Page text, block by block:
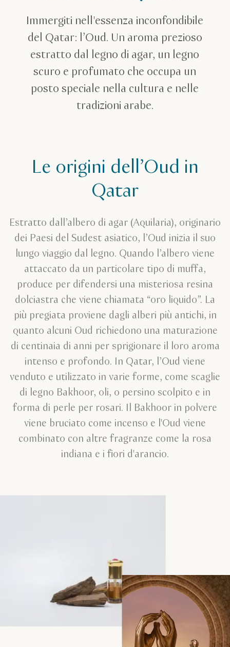
Immergiti nell'essenza inconfondibile
del Qatar: l’Oud. Un aroma prezioso
estratto dal legno di agar, un legno
scuro e profumato che occupa un
posto speciale nella cultura e nelle
tradizioni arabe.
Le origini dell’Oud in
Qatar
Estratto dall’albero di agar (Aquilaria), originario
dei Paesi del Sudest asiatico, l’Oud inizia il suo
lungo viaggio dal legno. Quando l’albero viene
attaccato da un particolare tipo di muffa,
produce per difendersi una misteriosa resina
dolciastra che viene chiamata “oro liquido”. La
più pregiata proviene dagli alberi più antichi, in
quanto alcuni Oud richiedono una maturazione
di centinaia di anni per sprigionare il loro aroma
intenso e profondo. In Qatar, l’Oud viene
venduto e utilizzato in varie forme, come scaglie
di legno Bakhoor, oli, o persino scolpito e in
forma di perle per rosari. Il Bakhoor in polvere
viene bruciato come incenso e l'Oud viene
combinato con altre fragranze come la rosa
indiana e i fiori d'arancio.